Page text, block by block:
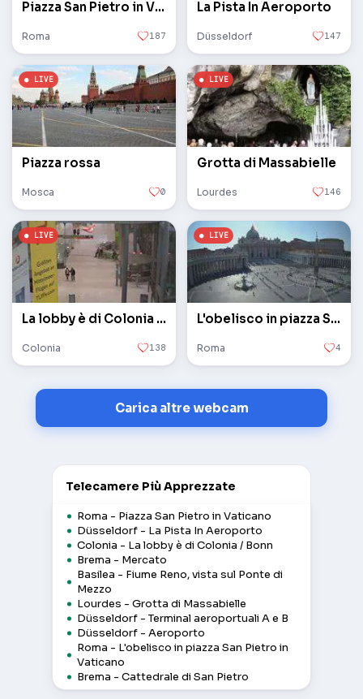
Piazza San Pietro in Vaticano
Roma 187
La Pista In Aeroporto
Düsseldorf 147
Piazza rossa
Mosca 0
Grotta di Massabielle
Lourdes 146
La lobby è di Colonia / Bonn
Colonia 138
L'obelisco in piazza San Pietro in Vaticano
Roma 4
Carica altre webcam
Telecamere Più Apprezzate
Roma - Piazza San Pietro in Vaticano
Düsseldorf - La Pista In Aeroporto
Colonia - La lobby è di Colonia / Bonn
Brema - Mercato
Basilea - Fiume Reno, vista sul Ponte di
Mezzo
Lourdes - Grotta di Massabielle
Düsseldorf - Terminal aeroportuali A e B
Düsseldorf - Aeroporto
Roma - L'obelisco in piazza San Pietro in
Vaticano
Brema - Cattedrale di San Pietro